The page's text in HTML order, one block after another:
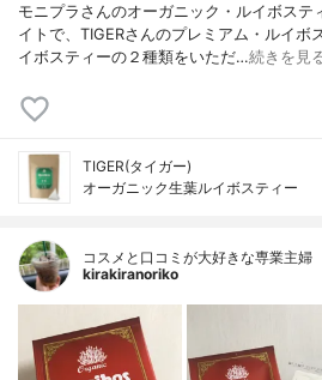
モニプラさんのオーガニック・ルイボステ
イトで、TIGERさんのプレミアム・ルイボ
イボスティーの２種類をいただ…続きを見
TIGER(タイガー)
オーガニック生葉ルイボスティー
コスメと口コミが大好きな専業主婦
kirakiranoriko